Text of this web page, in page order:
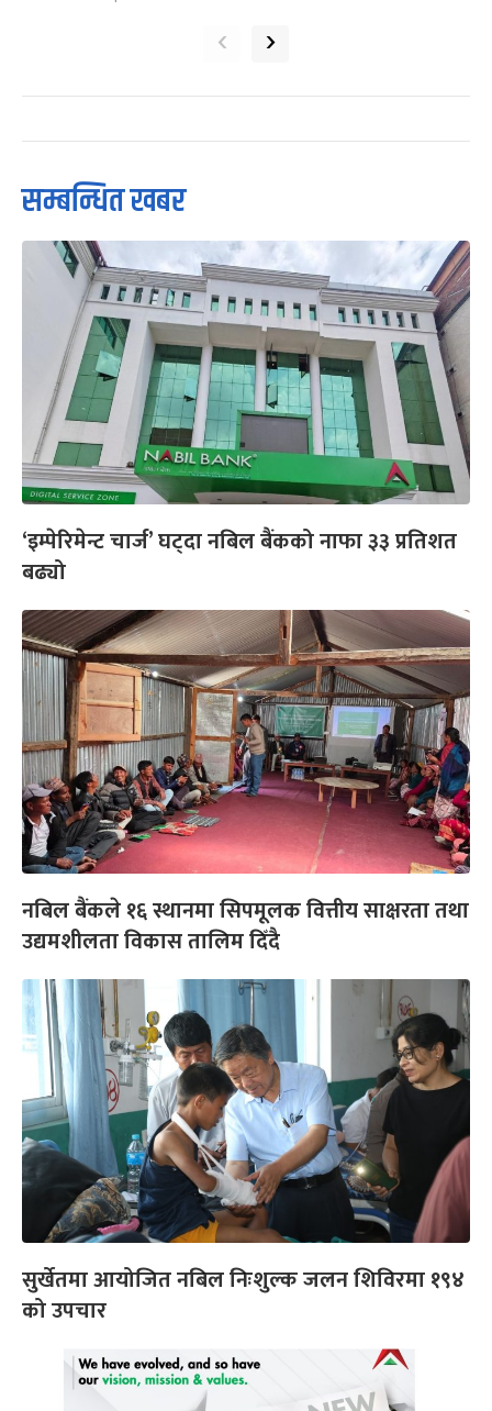
‹ ›
सम्बन्धित खबर
‘इम्पेरिमेन्ट चार्ज’ घट्दा नबिल बैंकको नाफा ३३ प्रतिशत
बढ्यो
नबिल बैंकले १६ स्थानमा सिपमूलक वित्तीय साक्षरता तथा
उद्यमशीलता विकास तालिम दिँदै
सुर्खेतमा आयोजित नबिल निःशुल्क जलन शिविरमा १९४
को उपचार